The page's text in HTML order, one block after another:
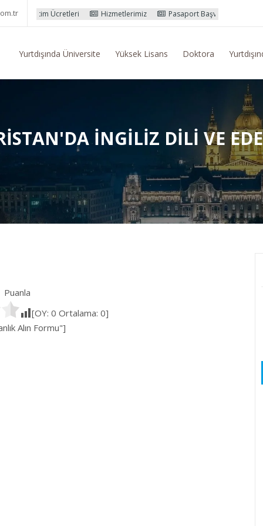
Hizmetlerimiz Pasaport Başvuru İşlemleri
Yurtdışında Üniversite Yüksek Lisans Doktora
İNGILIZ DILI VE
Puanla
[OY: 0 Ortalama: 0]
Alın Formu"]